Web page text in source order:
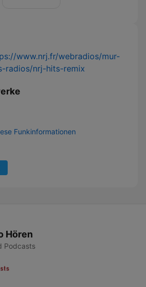
www.nrj.fr/webradios/mur-
radios/nrj-hits-remix
Funkinformationen
Hören
Podcasts